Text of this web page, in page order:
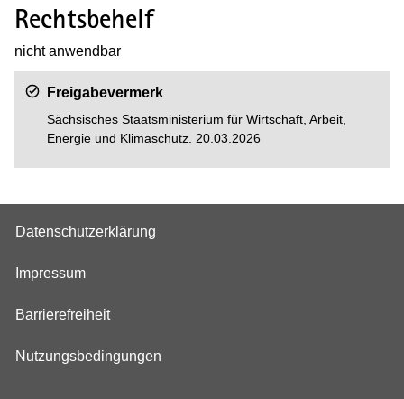
Rechtsbehelf
nicht anwendbar
Freigabevermerk
Sächsisches Staatsministerium für Wirtschaft, Arbeit,
Energie und Klimaschutz . 20.03.2026
Datenschutzerklärung
Impressum
Barrierefreiheit
Nutzungsbedingungen